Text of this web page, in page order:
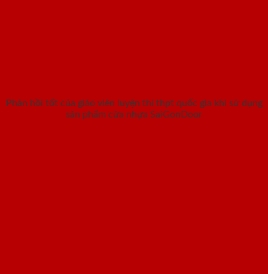
Phản hồi tốt của giáo viên luyện thi thpt quốc gia khi sử dụng
sản phẩm cửa nhựa SaiGonDoor